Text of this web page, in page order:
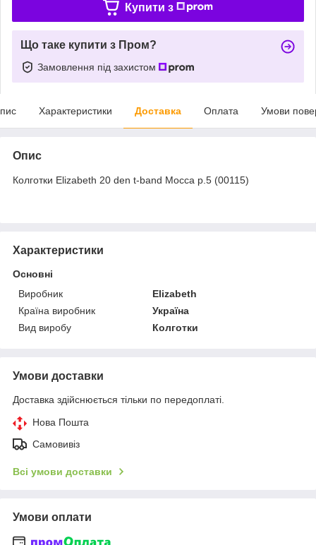
Купити з
Що таке купити з Пром?
Замовлення під захистом
Характеристики Доставка Оплата Умови
Опис
Колготки Elizabeth 20 den t-band Mocca р.5 (00115)
Характеристики
Основні
Виробник
Elizabeth
Країна виробник
Україна
Вид виробу
Колготки
Умови доставки
Доставка здійснюється тільки по передоплаті.
Нова Пошта
Самовивіз
Всі умови доставки
Умови оплати